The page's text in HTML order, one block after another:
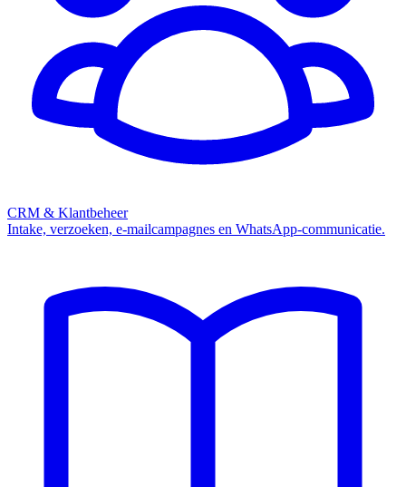
CRM & Klantbeheer
Intake, verzoeken, e-mailcampagnes en WhatsApp-communicatie.